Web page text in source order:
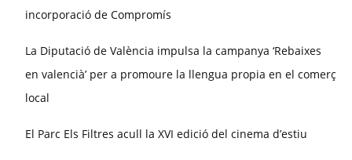
incorporació de Compromís
La Diputació de València impulsa la campanya ‘Rebaixes
en valencià’ per a promoure la llengua propia en el comerç
local
El Parc Els Filtres acull la XVI edició del cinema d’estiu